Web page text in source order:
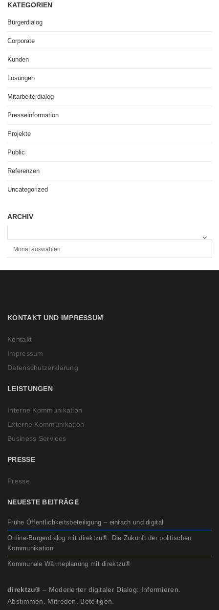
KATEGORIEN
Bürgerdialog
Corporate
Kunden
Lösungen
Mitarbeiterdialog
Presseinformation
Projekte
Public
Referenzen
Uncategorized
ARCHIV
C
H
KONTAKT UND IMPRESSUM
Kontakt
Impressum
Datenschutzerklärung
LEISTUNGEN
Interne Kommunikation
Externe Kommunikation
Business Services
PRESSE
Presse
NEUESTE BEITRÄGE
Frühe Öffentlichkeitsbeteiligung – einfach und digital
Online-Bürgerdialog mit direktzu®: Die Zukunft der politischen
Kommunikation
Kommunale Wärmeplanung mit direktzu®
direktzu® – Moderierter digitaler Dialog: Informieren.
Abstimmen. Mitreden. Beteiligen.